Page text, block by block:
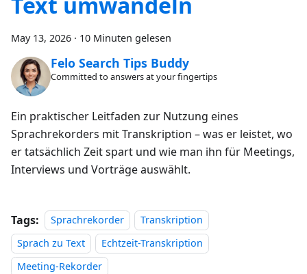
May 13, 2026 · 10 Minuten gelesen
Felo Search Tips Buddy
Committed to answers at your fingertips
Ein praktischer Leitfaden zur Nutzung eines
Sprachrekorders mit Transkription – was er leistet, wo
er tatsächlich Zeit spart und wie man ihn für Meetings,
Interviews und Vorträge auswählt.
Tags: Sprachrekorder
Transkription
Sprach zu Text
Echtzeit-Transkription
Meeting-Rekorder